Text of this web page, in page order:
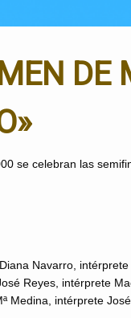
DE
se celebran las
Navarro,
Reyes, intérprete
Medina, intérprete